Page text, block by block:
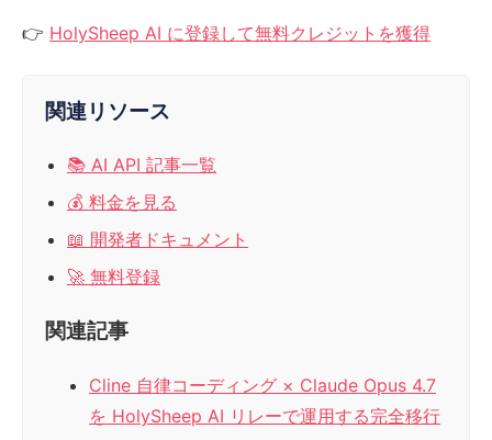
👉 HolySheep AI に登録して無料クレジットを獲得
関連リソース
📚 AI API 記事一覧
💰 料金を見る
📖 開発者ドキュメント
🚀 無料登録
関連記事
Cline 自律コーディング × Claude Opus 4.7
を HolySheep AI リレーで運用する完全移行